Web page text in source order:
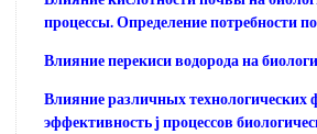
процессы. Определение потребности
Влияние перекиси водорода на
Влияние различных технологических
эффективность j процессов